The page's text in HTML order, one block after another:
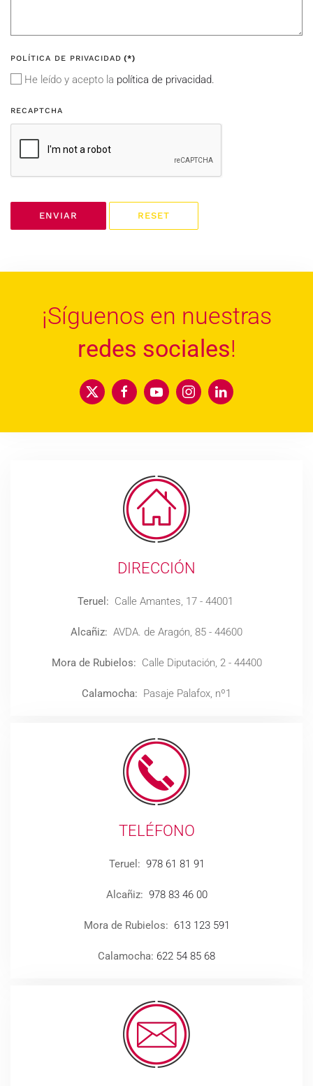
POLÍTICA DE PRIVACIDAD (*)
He leído y acepto la política de privacidad.
RECAPTCHA
ENVIAR RESET
¡Síguenos en nuestras
redes sociales!
DIRECCIÓN
Teruel: Calle Amantes, 17 - 44001
Alcañiz: AVDA. de Aragón, 85 - 44600
Mora de Rubielos: Calle Diputación, 2 - 44400
Calamocha: Pasaje Palafox, nº1
TELÉFONO
Teruel: 978 61 81 91
Alcañiz: 978 83 46 00
Mora de Rubielos: 613 123 591
Calamocha: 622 54 85 68